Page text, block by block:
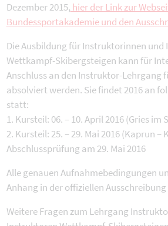
Dezember 2015, hier der Link zur
Bundessportakademie und den
Die Ausbildung für Instruktorinnen und
Wettkampf-Skibergsteigen kann für
Anschluss an den Instruktor-Lehrgang
absolviert werden. Sie findet 2016 an
statt:
1. Kursteil: 06. – 10. April 2016 (Gries im
2. Kursteil: 25. – 29. Mai 2016 (Kaprun
Abschlussprüfung am 29. Mai 2016
Alle genauen Aufnahmebedingungen
Anhang in der offiziellen
Weitere Fragen zum Lehrgang